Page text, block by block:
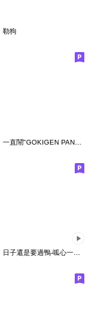
勒狗
一直鬧"GOKIGEN PANDA" 台灣版
日子還是要過鴨-呱心一下鴨